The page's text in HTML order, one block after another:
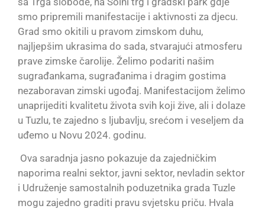
smo pripremili manifestacije i aktivnosti za djecu.
Grad smo okitili u pravom zimskom duhu,
najljepšim ukrasima do sada, stvarajući atmosferu
prave zimske čarolije. Želimo podariti našim
sugrađankama, sugrađanima i dragim gostima
nezaboravan zimski ugođaj. Manifestacijom želimo
unaprijediti kvalitetu života svih koji žive, ali i dolaze
u Tuzlu, te zajedno s ljubavlju, srećom i veseljem da
uđemo u Novu 2024. godinu.
Ova saradnja jasno pokazuje da zajedničkim
naporima realni sektor, javni sektor, nevladin sektor
i Udruženje samostalnih poduzetnika grada Tuzle
mogu zajedno graditi pravu svjetsku priču. Hvala